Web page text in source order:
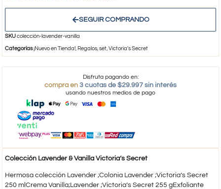
SEGUIR COMPRANDO
SKUcolección-lavender-vanilla
Categorías¡Nuevo en Tienda!, Regalos,set,Victoria's Secret
Disfruta pagando en:
compra en 3 cuotas de $29.997 sin interés
usando nuestros medios de pago
Colección Lavender & Vanilla Victoria’s Secret
Hermosa colección Lavender ;​Colonia Lavender ;Victoria’s Secret
250 mlCrema Vanilla;Lavender ;Victoria’s Secret 255 gExfoliante